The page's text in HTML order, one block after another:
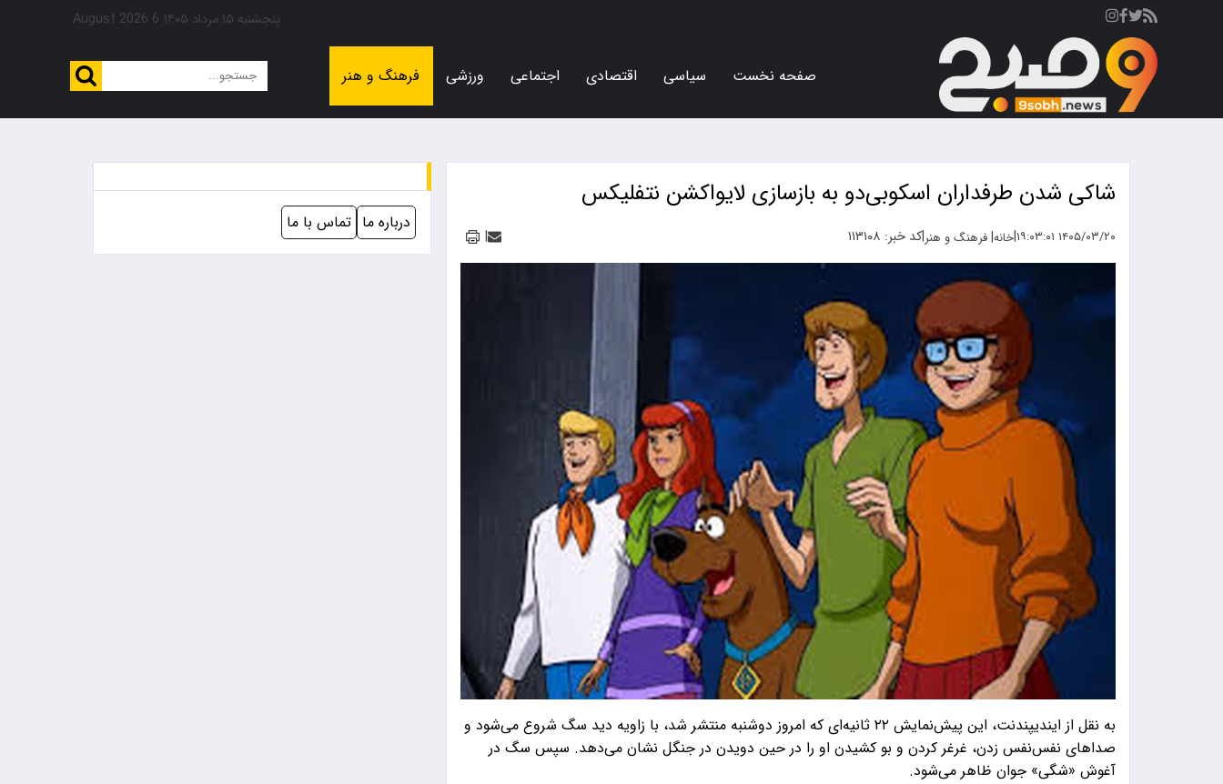
پنجشنبه ۱۵ مرداد ۱۴۰۵ 6 August 2026
صفحه نخست سیاسی اقتصادی اجتماعی ورزشی فرهنگ و هنر
شاکی شدن طرفداران اسکوبی‌دو به بازسازی لایواکشن نتفلیکس
۱۴۰۵/۰۳/۲۰ ۱۹:۰۳:۰۱ |خانه|فرهنگ و هنر|کد خبر: ۱۱۳۱۰۸ |
به نقل از ایندیپندنت، این پیش‌نمایش ۲۲ ثانیه‌ای که امروز دوشنبه منتشر شد، با زاویه دید سگ شروع می‌شود و
صداهای نفس‌نفس زدن، غرغر کردن و بو کشیدن او را در حین دویدن در جنگل نشان می‌دهد. سپس سگ در
آغوش «شگی» جوان ظاهر می‌شود.
درباره ما تماس با ما